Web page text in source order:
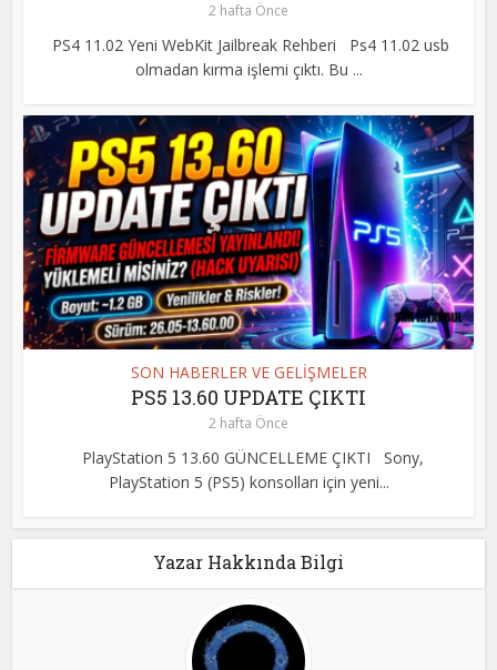
2 hafta Önce
PS4 11.02 Yeni WebKit Jailbreak Rehberi Ps4 11.02 usb
olmadan kırma işlemi çıktı. Bu ...
SON HABERLER VE GELİŞMELER
PS5 13.60 UPDATE ÇIKTI
2 hafta Önce
PlayStation 5 13.60 GÜNCELLEME ÇIKTI Sony,
PlayStation 5 (PS5) konsolları için yeni...
Yazar Hakkında Bilgi